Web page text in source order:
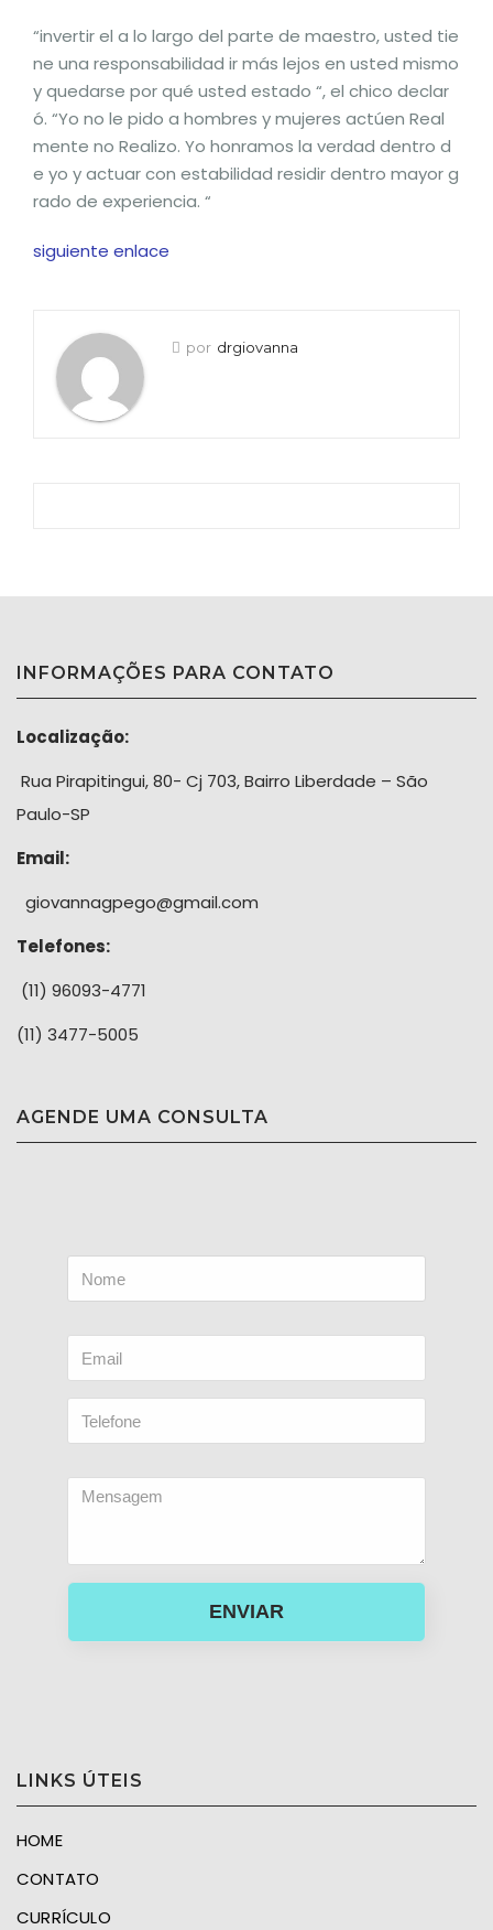
“invertir el a lo largo del parte de maestro, usted tie
ne una responsabilidad ir más lejos en usted mismo
y quedarse por qué usted estado “, el chico declar
ó. “Yo no le pido a hombres y mujeres actúen Real
mente no Realizo. Yo honramos la verdad dentro d
e yo y actuar con estabilidad residir dentro mayor g
rado de experiencia. “
siguiente enlace
por drgiovanna
INFORMAÇÕES PARA CONTATO
Localização:
Rua Pirapitingui, 80- Cj 703, Bairro Liberdade – São
Paulo-SP
Email:
giovannagpego@gmail.com
Telefones:
(11) 96093-4771
(11) 3477-5005
AGENDE UMA CONSULTA
ENVIAR
LINKS ÚTEIS
HOME
CONTATO
CURRÍCULO